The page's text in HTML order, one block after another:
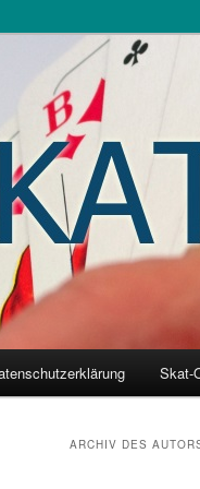
Skat-
ARCHIV DES